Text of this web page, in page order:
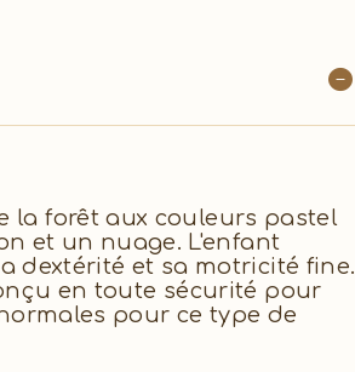
la forêt aux couleurs pastel
et un nuage. L'enfant
dextérité et sa motricité fine.
en toute sécurité pour
pour ce type de